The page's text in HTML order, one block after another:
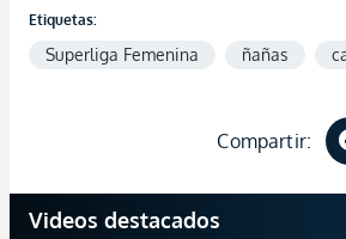
Etiquetas:
Superliga Femenina ñañas
Compartir:
Videos destacados